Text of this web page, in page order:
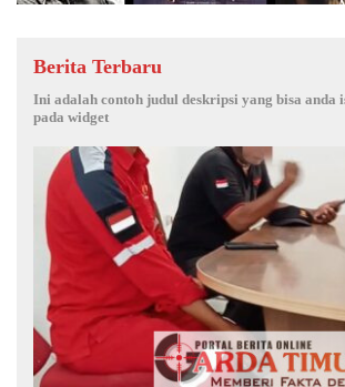
Berita Terbaru
Ini adalah contoh judul deskripsi yang bisa anda
pada widget